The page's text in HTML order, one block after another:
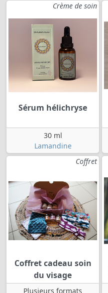
Crème de soin
Sérum hélichryse
30 ml
Lamandine
Coffret
Coffret cadeau soin
du visage
Plusieurs formats